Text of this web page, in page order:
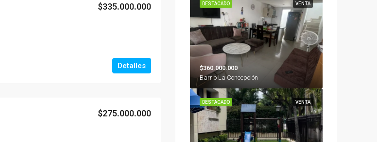
$335.000.000
Detalles
$275.000.000
VENTA
DESTACADO
$360.000.000
Barrio La Concepción
VENTA
DESTACADO